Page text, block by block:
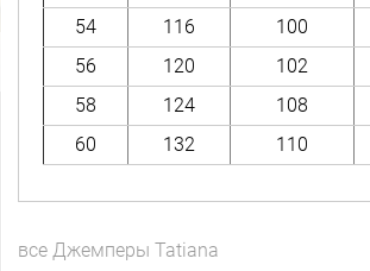
54
116 100
56
120 102
58
124 108
60
132 110
все Джемперы Tatiana